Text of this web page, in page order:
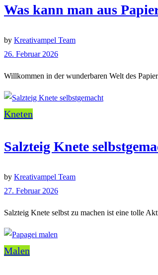
Was kann man aus
by Kreativampel Team
26. Februar 2026
Willkommen in der wunderbaren Welt des
Kneten
Salzteig Knete
by Kreativampel Team
27. Februar 2026
Salzteig Knete selbst zu machen ist eine tolle
Malen